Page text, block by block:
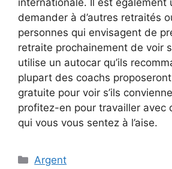
internationale. Il est également
demander à d’autres retraités
personnes qui envisagent de
retraite prochainement de voir
utilise un autocar qu’ils
plupart des coachs
gratuite pour voir s’ils
profitez-en pour travailler avec
qui vous vous sentez à l’aise.
Catégories
Argent